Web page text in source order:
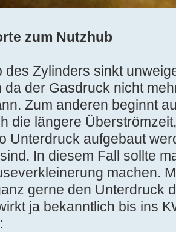
zum Nutzhub
des Zylinders sinkt
da der Gasdruck nicht
Zum anderen beginnt
die längere
Unterdruck aufgebaut
In diesem Fall sollte
machen.
gerne den Unterdruck
ja bekanntlich bis ins